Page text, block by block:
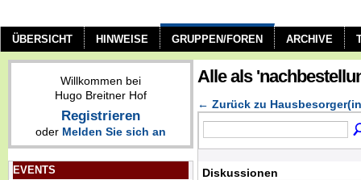
ÜBERSICHT HINWEISE GRUPPEN/FOREN ARCHIVE
Willkommen bei
Hugo Breitner Hof
Registrieren
oder Melden Sie sich an
EVENTS
Alle als
← Zurück zu
Diskussionen